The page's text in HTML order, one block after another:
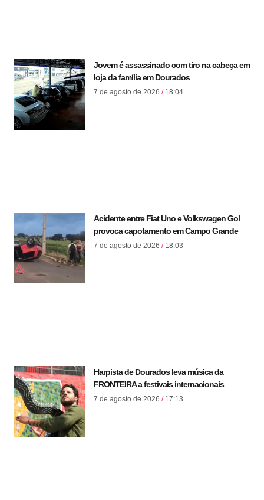
Jovem é assassinado com tiro na cabeça em
loja da família em Dourados
7 de agosto de 2026 18:04
Acidente entre Fiat Uno e Volkswagen Gol
provoca capotamento em Campo Grande
7 de agosto de 2026 18:03
Harpista de Dourados leva música da
FRONTEIRA a festivais internacionais
7 de agosto de 2026 17:13